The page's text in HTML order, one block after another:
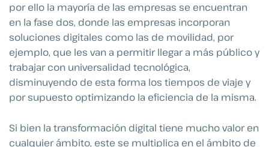
por ello la mayoría de las empresas se encuentran
en la fase dos, donde las empresas incorporan
soluciones digitales como las de movilidad, por
ejemplo, que les van a permitir llegar a más público y
trabajar con universalidad tecnológica,
disminuyendo de esta forma los tiempos de viaje y
por supuesto optimizando la eficiencia de la misma.
Si bien la transformación digital tiene mucho valor en
cualquier ámbito, este se multiplica en el ámbito de